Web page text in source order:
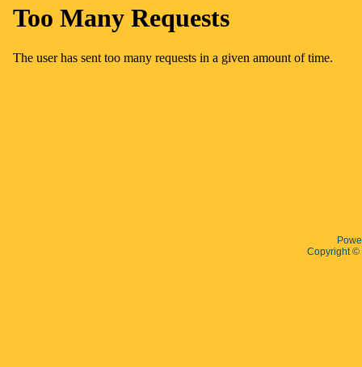
Copyright